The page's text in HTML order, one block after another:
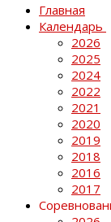
Главная
Календарь
2026
2025
2024
2022
2021
2020
2019
2018
2016
2017